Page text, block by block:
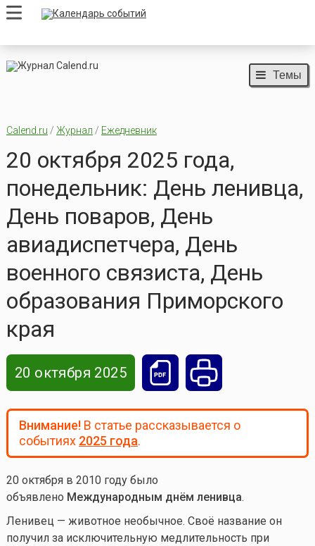
Темы
Calend.ru / Журнал / Ежедневник
20 октября 2025 года,
понедельник: День ленивца,
День поваров, День
авиадиспетчера, День
военного связиста, День
образования Приморского
края
20 октября 2025
Внимание!В статье рассказывается о
событиях 2025 года.
20 октября в 2010 году было
объявлено Международным днём ленивца.
Ленивец — животное необычное. Своё название он
получил за исключительную медлительность при